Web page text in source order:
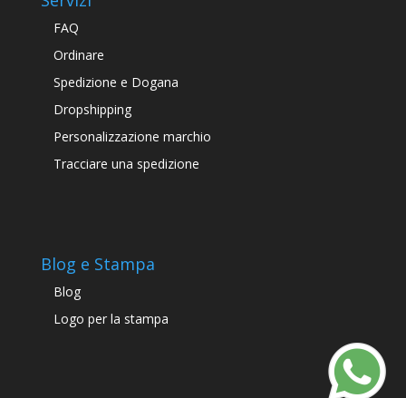
FAQ
Ordinare
Spedizione e Dogana
Dropshipping
Personalizzazione marchio
Tracciare una spedizione
Blog e Stampa
Blog
Logo per la stampa